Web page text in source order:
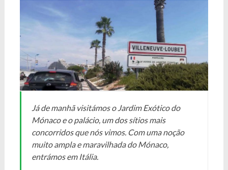
Já de manhã visitámos o Jardim Exótico do
Mónaco e o palácio, um dos sítios mais
concorridos que nós vimos. Com uma noção
muito ampla e maravilhada do Mónaco,
entrámos em Itália.